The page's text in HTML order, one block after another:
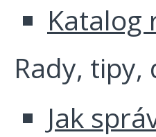
Katalog
Rady,
Jak